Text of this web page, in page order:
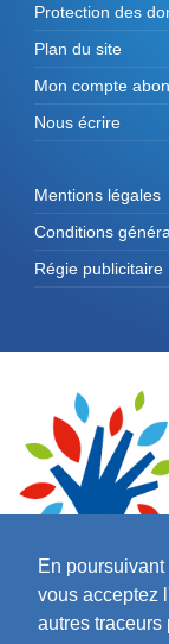
En
vous acceptez
autres traceurs
Protection des
Plan du site
Mon compte
Nous écrire
Mentions légales
Conditions
Régie publicitaire